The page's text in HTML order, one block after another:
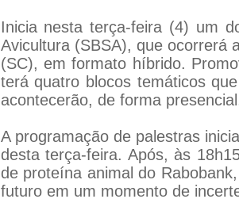
Inicia nesta terça-feira (4) um
Avicultura (SBSA), que ocorrerá
(SC), em formato híbrido.
terá quatro blocos temáticos
acontecerão, de forma
A programação de palestras
desta terça-feira. Após, às
de proteína animal do
futuro em um momento de